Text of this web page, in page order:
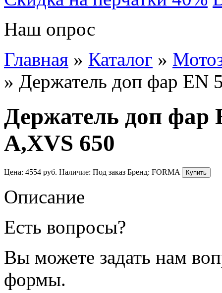
Наш опрос
Главная » Каталог »
» Держатель доп фар EN
Держатель доп фар
A,XVS 650
Цена: 4554 руб. Наличие: Под заказ Бренд: FORMA
Описание
Есть вопросы?
Вы можете задать нам
формы.